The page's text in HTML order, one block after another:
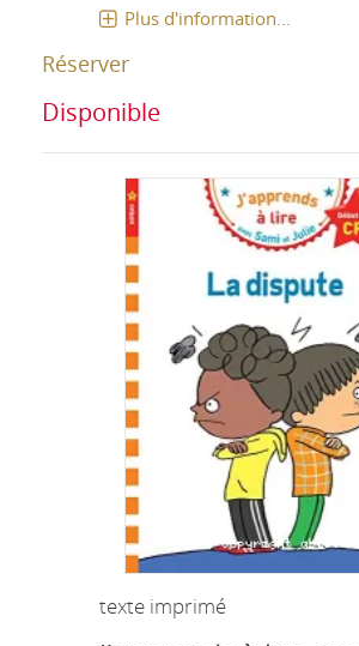
Plus d'information...
Réserver
Disponible
texte imprimé